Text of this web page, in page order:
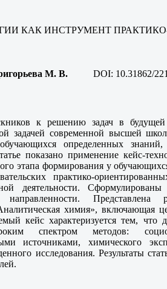
КАК ИНСТРУМЕНТ
М. В. DOI: 10.31862/
к решению задач в будущей
задачей современной высшей
определенных
показано применение кейс-
этапа формирования у
практико-
деятельности.
направленности. Представлена
химия», включающая
кейс характеризуется тем, что
спектром методов:
источниками, химического
исследования. Результаты